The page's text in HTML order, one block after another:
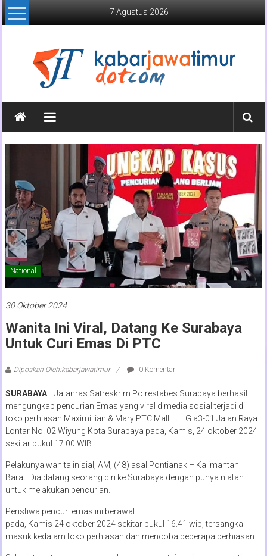
Lompat
ke
7 Agustus 2026
Kabar
Jawa
Timur
Online
Jawa
Timur
National
30 Oktober 2024
Wanita Ini Viral, Datang Ke Surabaya
Untuk Curi Emas Di PTC
Diposkan Oleh:kabarjawatimur 0 Komentar
SURABAYA– Jatanras Satreskrim Polrestabes Surabaya berhasil
mengungkap pencurian Emas yang viral dimedia sosial terjadi di
toko perhiasan Maximillian & Mary PTC Mall Lt. LG a3-01 Jalan Raya
Lontar No. 02 Wiyung Kota Surabaya pada, Kamis, 24 oktober 2024
sekitar pukul 17.00 WIB.
Pelakunya wanita inisial, AM, (48) asal Pontianak – Kalimantan
Barat. Dia datang seorang diri ke Surabaya dengan punya niatan
untuk melakukan pencurian.
Peristiwa pencuri emas ini berawal
pada, Kamis 24 oktober 2024 sekitar pukul 16.41 wib, tersangka
masuk kedalam toko perhiasan dan mencoba beberapa perhiasan.